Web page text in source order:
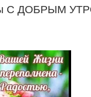
С ДОБРЫМ